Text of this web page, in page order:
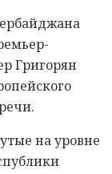
Григорян
на уровне